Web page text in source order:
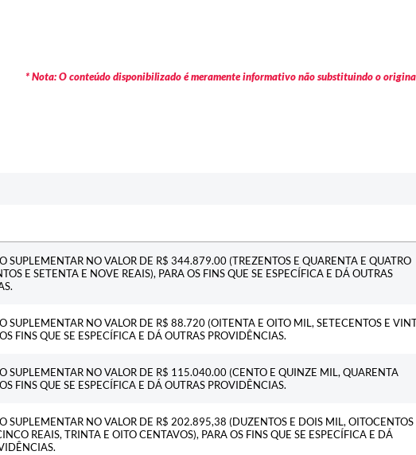
* Nota: O conteúdo disponibilizado é meramente informativo não substituindo o
SUPLEMENTAR NO VALOR DE R$ 344.879.00 (TREZENTOS E QUARENTA E QUATRO
E SETENTA E NOVE REAIS), PARA OS FINS QUE SE ESPECÍFICA E DÁ OUTRAS
SUPLEMENTAR NO VALOR DE R$ 88.720 (OITENTA E OITO MIL, SETECENTOS E
FINS QUE SE ESPECÍFICA E DÁ OUTRAS PROVIDÊNCIAS.
SUPLEMENTAR NO VALOR DE R$ 115.040.00 (CENTO E QUINZE MIL, QUARENTA
FINS QUE SE ESPECÍFICA E DÁ OUTRAS PROVIDÊNCIAS.
SUPLEMENTAR NO VALOR DE R$ 202.895,38 (DUZENTOS E DOIS MIL, OITOCENTOS
REAIS, TRINTA E OITO CENTAVOS), PARA OS FINS QUE SE ESPECÍFICA E DÁ